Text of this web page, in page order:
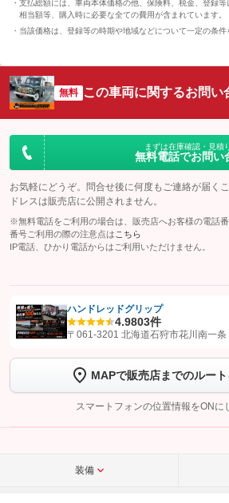
支払総額には、車両本体価格の他、保険料、税金、登録
相当額等、購入時に必要な全ての費用が含まれています。
当該価格は、登録等の時期や地域などについて一定の条件
無料 この車両に関するお問い
まずは在庫確認・見積
無料電話でお問い
お気軽にどうぞ。問合せ後に何度もご連絡が届く
ドレスは販売店に公開されません。
※無料電話をご利用の場合は、販売店へお客様の電話
番号ご利用の際の注意点は こちら
IP電話、ひかり電話からはご利用いただけません。
【STEP1】認証画面でグーネットを友だち追加し
トーク画面で
ボタンをタップして問
完了してください。
こちら
ハンドレッドグリップ
4.9803件
〒061-3201 北海道石狩市花川南一条
MAPで販売店までのルー
スマートフォンの位置情報をONに
装備